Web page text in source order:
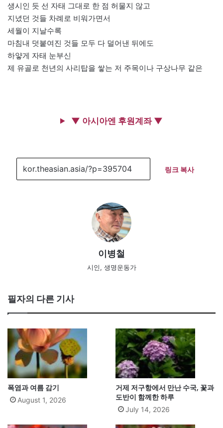
생시인 듯 선 자태 그대로 한 점 허물지 않고
지녔던 것들 차례로 비워가면서
세월이 지날수록
마침내 덧붙여진 것들 모두 다 덜어낸 뒤에도
하얗게 자태 눈부신
제 유골로 천년의 사리탑을 쌓는 저 주목이나 구상나무 같은
▼ 아시아엔 후원계좌 ▼
링크 복사
이병철
시인, 생명운동가
필자의 다른 기사
폭염과 여름 감기
August 1, 2026
거제 저구항에서 만난 수국, 꽃과
도반이 함께한 하루
July 14, 2026